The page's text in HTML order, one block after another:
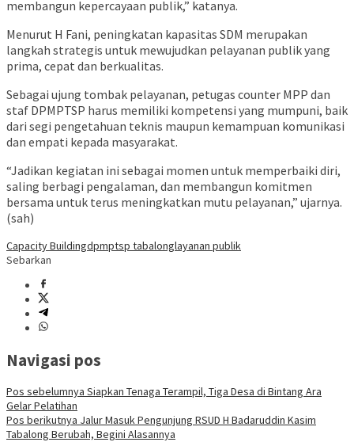
membangun kepercayaan publik,” katanya.
Menurut H Fani, peningkatan kapasitas SDM merupakan
langkah strategis untuk mewujudkan pelayanan publik yang
prima, cepat dan berkualitas.
Sebagai ujung tombak pelayanan, petugas counter MPP dan
staf DPMPTSP harus memiliki kompetensi yang mumpuni, baik
dari segi pengetahuan teknis maupun kemampuan komunikasi
dan empati kepada masyarakat.
“Jadikan kegiatan ini sebagai momen untuk memperbaiki diri,
saling berbagi pengalaman, dan membangun komitmen
bersama untuk terus meningkatkan mutu pelayanan,” ujarnya.
(sah)
Capacity Buildingdpmptsp tabalonglayanan publik
Sebarkan
Navigasi pos
Pos sebelumnya Siapkan Tenaga Terampil, Tiga Desa di Bintang Ara
Gelar Pelatihan
Pos berikutnya Jalur Masuk Pengunjung RSUD H Badaruddin Kasim
Tabalong Berubah, Begini Alasannya